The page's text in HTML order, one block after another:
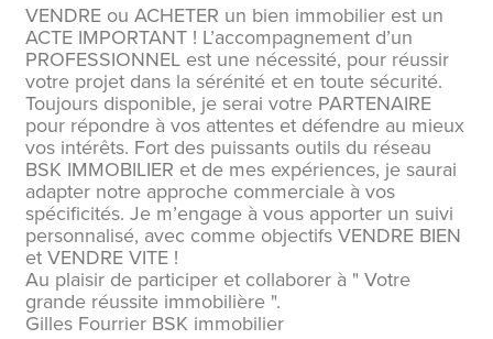
VENDRE ou ACHETER un bien immobilier est un
ACTE IMPORTANT ! L’accompagnement d’un
PROFESSIONNEL est une nécessité, pour réussir
votre projet dans la sérénité et en toute sécurité.
Toujours disponible, je serai votre PARTENAIRE
pour répondre à vos attentes et défendre au mieux
vos intérêts. Fort des puissants outils du réseau
BSK IMMOBILIER et de mes expériences, je saurai
adapter notre approche commerciale à vos
spécificités. Je m’engage à vous apporter un suivi
personnalisé, avec comme objectifs VENDRE BIEN
et VENDRE VITE !
Au plaisir de participer et collaborer à " Votre
grande réussite immobilière ".
Gilles Fourrier BSK immobilier